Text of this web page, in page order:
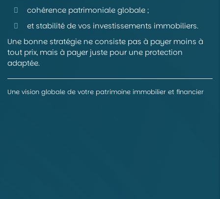
cohérence patrimoniale globale ;
et stabilité de vos investissements immobiliers.
Une bonne stratégie ne consiste pas à payer moins à
tout prix, mais à payer juste pour une protection
adaptée.
Une vision globale de votre patrimoine immobilier et financier